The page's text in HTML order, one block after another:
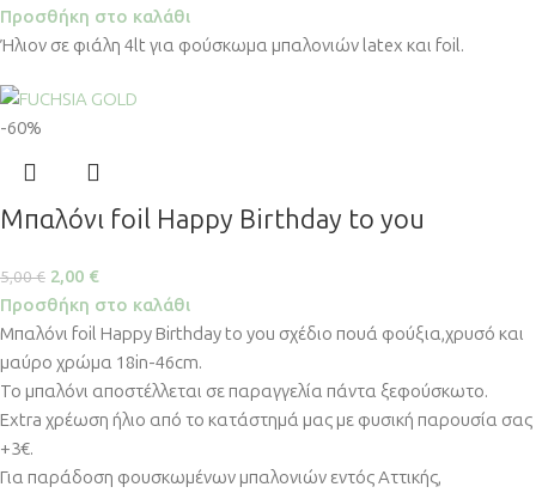
Προσθήκη στο καλάθι
Ήλιον σε φιάλη 4lt για φούσκωμα μπαλονιών latex και foil.
-60%
Μπαλόνι foil Happy Birthday to you
5,00€ 2,00 €
Προσθήκη στο καλάθι
Μπαλόνι foil Happy Birthday to you σχέδιο πουά φούξια,χρυσό και
μαύρο χρώμα 18in-46cm.
Το μπαλόνι αποστέλλεται σε παραγγελία πάντα ξεφούσκωτο.
Extra χρέωση ήλιο από το κατάστημά μας με φυσική παρουσία σας
+3€.
Για παράδοση φουσκωμένων μπαλονιών εντός Αττικής,